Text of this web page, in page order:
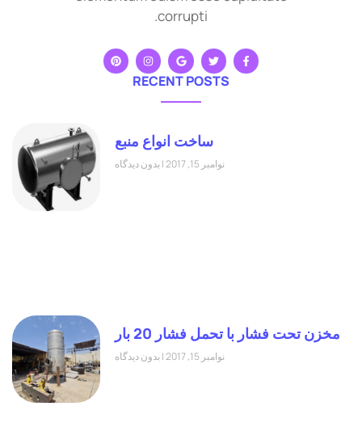
corrupti.
RECENT POSTS
ساخت انواع منبع
نوامبر 15, 2017 بدون دیدگاه
مخزن تحت فشار با تحمل فشار 20 بار
نوامبر 15, 2017 بدون دیدگاه